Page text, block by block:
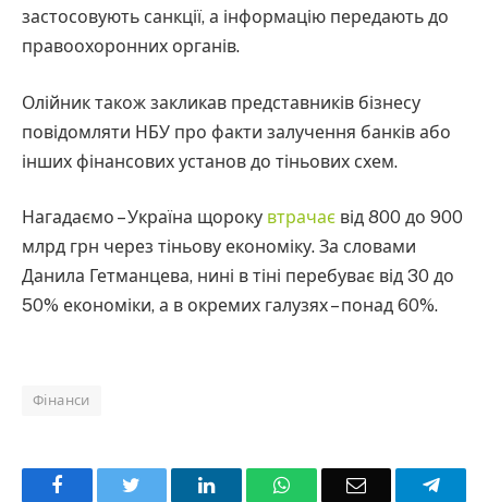
застосовують санкції, а інформацію передають до
правоохоронних органів.
Олійник також закликав представників бізнесу
повідомляти НБУ про факти залучення банків або
інших фінансових установ до тіньових схем.
Нагадаємо – Україна щороку втрачає від 800 до 900
млрд грн через тіньову економіку. За словами
Данила Гетманцева, нині в тіні перебуває від 30 до
50% економіки, а в окремих галузях – понад 60%.
Фінанси
Facebook LinkedInWhatsAppEmail